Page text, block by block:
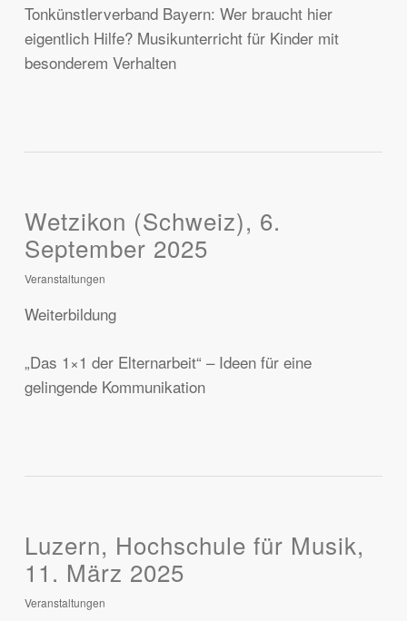
Tonkünstlerverband Bayern: Wer braucht hier
eigentlich Hilfe? Musikunterricht für Kinder mit
besonderem Verhalten
Wetzikon (Schweiz), 6.
September 2025
Veranstaltungen
Weiterbildung
„Das 1×1 der Elternarbeit“ – Ideen für eine
gelingende Kommunikation
Luzern, Hochschule für Musik,
11. März 2025
Veranstaltungen